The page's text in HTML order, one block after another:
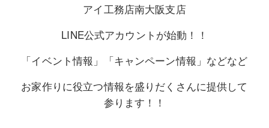
アイ工務店南大阪支店
LINE公式アカウントが始動！！
「イベント情報」「キャンペーン情報」などなど
お家作りに役立つ情報を盛りだくさんに提供して
参ります！！